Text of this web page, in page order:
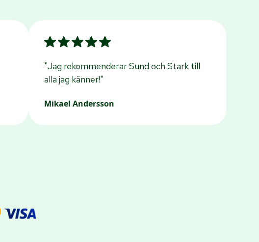
"Jag rekommenderar Sund och Stark till
alla jag känner!"
Mikael Andersson